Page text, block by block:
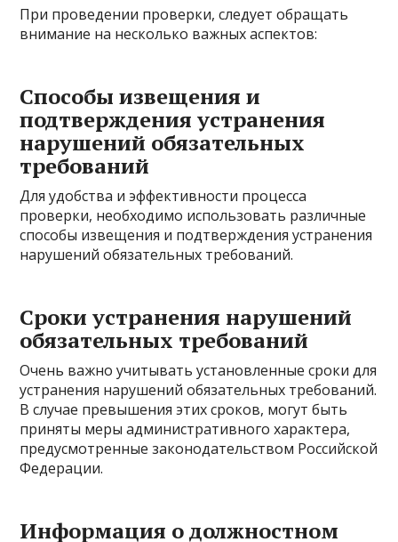
При проведении проверки, следует обращать
внимание на несколько важных аспектов:
Способы извещения и
подтверждения устранения
нарушений обязательных
требований
Для удобства и эффективности процесса
проверки, необходимо использовать различные
способы извещения и подтверждения устранения
нарушений обязательных требований.
Сроки устранения нарушений
обязательных требований
Очень важно учитывать установленные сроки для
устранения нарушений обязательных требований.
В случае превышения этих сроков, могут быть
приняты меры административного характера,
предусмотренные законодательством Российской
Федерации.
Информация о должностном